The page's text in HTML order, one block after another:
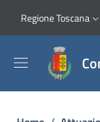
Slim top
Regione Toscana